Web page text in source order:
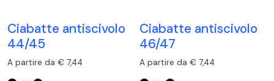
Ciabatte antiscivolo
44/45
A partire da € 7,44
Ciabatte antiscivolo
46/47
A partire da € 7,44